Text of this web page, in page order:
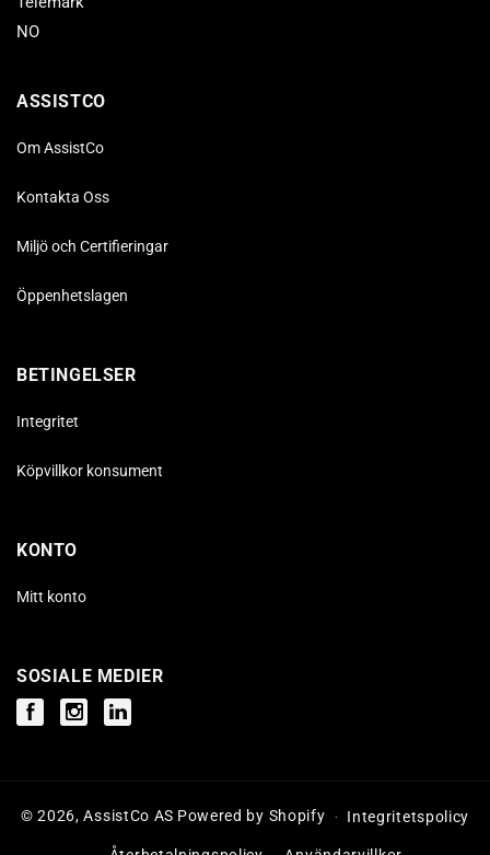
NO
ASSISTCO
Om AssistCo
Kontakta Oss
Miljö och Certifieringar
Öppenhetslagen
BETINGELSER
Integritet
Köpvillkor konsument
KONTO
Mitt konto
SOSIALE MEDIER
FacebookInstagramInstagram
© 2026,AssistCo AS Powered by Shopify Integritetspolicy